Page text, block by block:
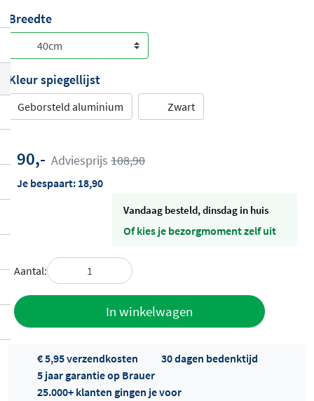
Breedte
Kleur spiegellijst
Geborsteld aluminium Zwart
90,- Adviesprijs 108,90
Je bespaart: 18,90
vandaag besteld, dinsdag in huis
Of kies je bezorgmoment zelf uit
Aantal:
In winkelwagen
€ 5,95 verzendkosten
30 dagen bedenktijd
5 jaar garantie op Brauer
25.000+ klanten gingen je voor